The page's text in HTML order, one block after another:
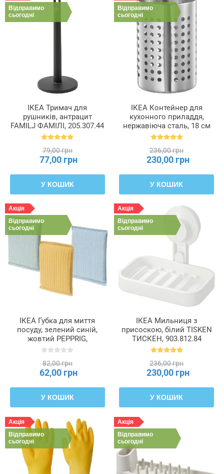
Відправимо
сьогодні
ІКЕА Тримач для
рушників, антрацит
FAMILJ ФАМІЛІ, 205.307.44
79,00 грн
77,00 грн
У КОШИК
Відправимо
сьогодні
ІКЕА Контейнер для
кухонного приладдя,
нержавіюча сталь, 18 см
ORDNING ОРДНИНГ,
236,00 грн
230,00 грн
У КОШИК
Акція
Відправимо
сьогодні
ІКЕА Губка для миття
посуду, зелений синій,
жовтий PEPPRIG,
705.676.50
82,00 грн
62,00 грн
У КОШИК
Акція
Відправимо
сьогодні
ІКЕА Мильниця з
присоскою, білий TISKEN
ТИСКЕН, 903.812.84
236,00 грн
230,00 грн
У КОШИК
Акція
Відправимо
сьогодні
Акція
Відправимо
сьогодні